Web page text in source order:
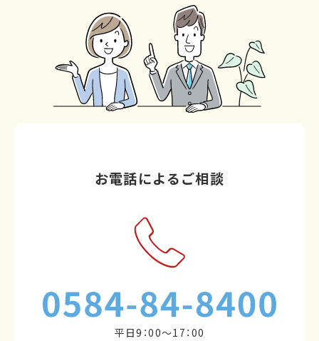
お電話によるご相談
平日9：00～17：00